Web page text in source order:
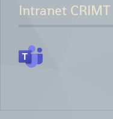
Intranet CRIMT